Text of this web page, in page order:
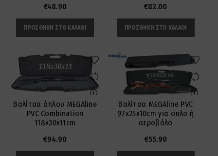
€48.90
ΠΡΟΣΘΉΚΗ ΣΤΟ ΚΑΛΆΘΙ
€82.00
ΠΡΟΣΘΉΚΗ ΣΤΟ ΚΑΛΆΘΙ
Βαλίτσα όπλου MEGAline
PVC Combination
118x30x11cm
€94.90
Βαλίτσα MEGAline PVC
97x25x10cm για όπλο ή
αεροβόλο
€55.90